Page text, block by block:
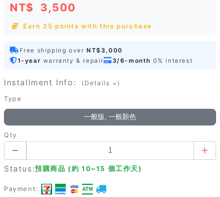
NT$ 3,500
Earn 35 points with this purchase
Free shipping overNT$3,000
1-year warranty & repair 3/6-month 0% interest
Installment Info: (Details )
Type
一般版, 一般顏色
Qty
Status:預購商品 (約 10~15 個工作天)
Payment: